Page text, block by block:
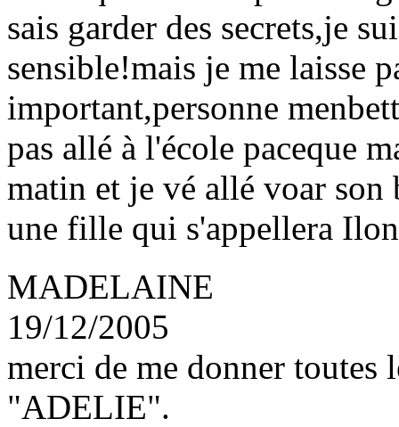
sais garder des secrets,je
sensible!mais je me laisse
important,personne
pas allé à l'école paceque
matin et je vé allé voar son
une fille qui s'appellera
MADELAINE
19/12/2005
merci de me donner toutes
"ADELIE".